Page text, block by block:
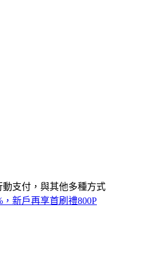
支付，與其他多種方式
，新戶再享首刷禮800P